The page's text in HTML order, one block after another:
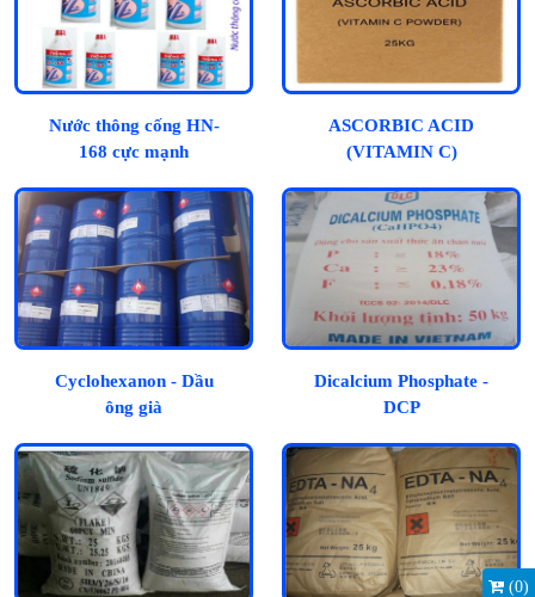
(0)
Nước thông cống HN-
168 cực mạnh
ASCORBIC ACID
(VITAMIN C)
Cyclohexanon - Dầu
ông già
Dicalcium Phosphate -
DCP